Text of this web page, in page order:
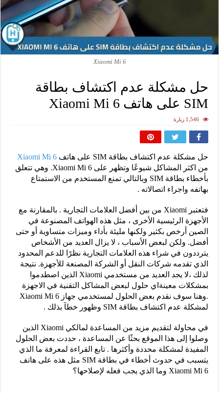
Xiaomi Mi 6
حل مشكلة عدم اكتشاف بطاقة
SIM على هاتف Xiaomi Mi 6
1,546 زيارة
حل مشكلة عدم اكتشاف بطاقة SIM على هاتف
Xiaomi Mi 6
من اكثر المشاكل شيوعًا وتظهر على Xiaomi Mi 6. وهي تتعلق
بأخطاء بطاقة SIM وبالتالي تمنع المستخدم من الاستمتاع
بهاتفه واجراء اتصالاته .
فتعتبر Xiaomi من بين أفضل العلامات التجارية . بالمقارنة مع
الأجهزة الرئيسية الأخرى ، مثل هذه الهواتف المصنوعة في
الصين أرخص بكثير ولكنها مليئة بأداء وميزات متساوية أو حتى
أفضل. ولكن لبعض الأسباب ، لا يزال العديد من الأشخاص
يترددون في شراء هذه العلامات التجارية نظرًا للدعم المحدود
الذي تقدمه شركات النقل أو الشركة المصنعة للأجهزة. نتيجة
لذلك ،لا يجد العديد من مستخدمي Xiaomi الذين اصطدموا
بمشكلات معينةاي حلول لبعض المشاكل التقنية في الاجهزة
.وهنا سوف نقدم بعض الحلول لمستخدمي جهاز Xiaomi Mi 6
لمشكلة عدم اكتشاف بطاقة SIM وظهور خطآ بذلك .
في محاولة لتقديم مزيد من المساعدة لمالكي Xiaomi الذين
وصلوا إلى هذا الموقع بحثًا عن المساعدة ، حددت بعض الحلول
المفيدة لمشكلة محددة وأكثرها . تابع القراءة لمعرفة ما الذي
يتسبب في حدوث أخطاء في بطاقة SIM مثل هذه على هاتف
Xiaomi Mi 6 وما الذي يجب فعله لإصلاحها؟